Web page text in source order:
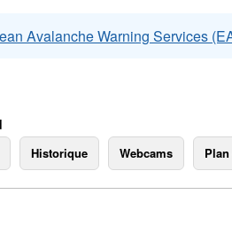
Avalanche Warning Services
Historique Webcams